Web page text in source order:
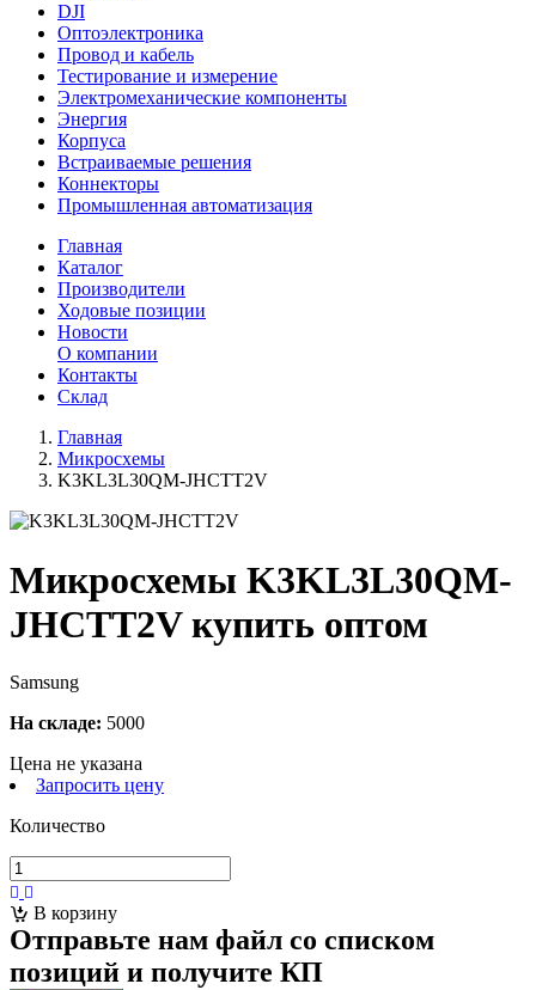
DJI
Оптоэлектроника
Провод и кабель
Тестирование и измерение
Электромеханические компоненты
Энергия
Корпуса
Встраиваемые решения
Коннекторы
Промышленная автоматизация
Главная
Каталог
Производители
Ходовые позиции
Новости
О компании
Контакты
Склад
Главная
Микросхемы
K3KL3L30QM-JHCTT2V
Микросхемы K3KL3L30QM-
JHCTT2V купить оптом
Samsung
На складе: 5000
Цена не указана
Запросить цену
Количество
В корзину
Отправьте нам файл со списком
позиций и получите КП